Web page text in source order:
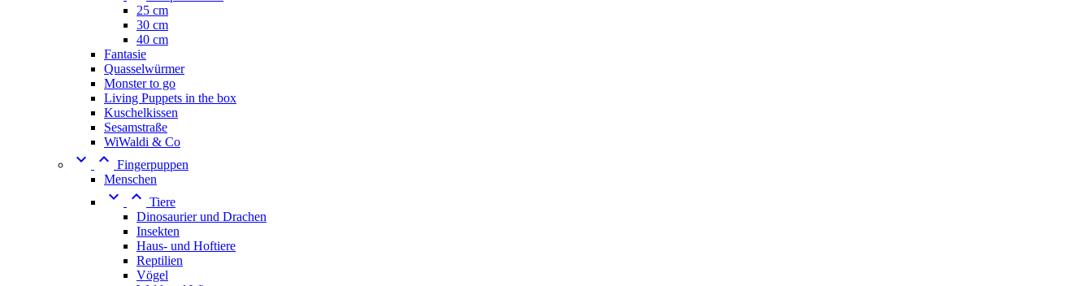
25 cm
30 cm
40 cm
Fantasie
Quasselwürmer
Monster to go
Living Puppets in the box
Kuschelkissen
Sesamstraße
WiWaldi & Co
  Fingerpuppen
Menschen
  Tiere
Dinosaurier und Drachen
Insekten
Haus- und Hoftiere
Reptilien
Vögel